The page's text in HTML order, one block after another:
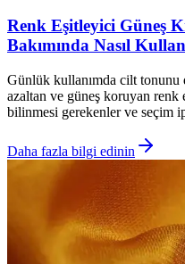
Renk Eşitleyici Güneş
Bakımında Nasıl
Günlük kullanımda cilt tonunu
azaltan ve güneş koruyan renk
bilinmesi gerekenler ve seçim
Daha fazla bilgi edinin